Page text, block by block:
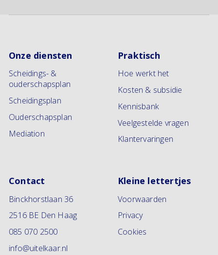
Onze diensten
Scheidings- &
ouderschapsplan
Scheidingsplan
Ouderschapsplan
Mediation
Praktisch
Hoe werkt het
Kosten & subsidie
Kennisbank
Veelgestelde vragen
Klantervaringen
Contact
Binckhorstlaan 36
2516 BE Den Haag
085 070 2500
info@uitelkaar.nl
Kleine lettertjes
Voorwaarden
Privacy
Cookies